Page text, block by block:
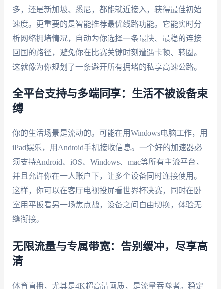
多，还是新加坡、悉尼，都能就近接入，获得最佳初始
速度。更重要的是智能推荐最优线路功能。它能实时分
析网络拥堵情况，自动为你选择一条最快、最稳的连接
回国的路径，避免你在比赛关键时刻遭遇卡顿、转圈。
这就像为你规划了一条避开所有拥堵的私享高速公路。
全平台支持与多端同享：生活不被设备束
缚
你的生活场景是流动的。可能在用Windows电脑工作，用
iPad娱乐，用Android手机接收信息。一个好的加速器必
须支持Android、iOS、Windows、mac等所有主流平台，
并且允许你在一人账户下，让多个设备同时连接使用。
这样，你可以在客厅电视投屏看世界杯决赛，同时在卧
室用平板看另一场焦点战，设备之间自由切换，体验无
缝衔接。
无限流量与专属带宽：告别缓冲，尽享高
清
体育直播，尤其是4K超高清画质，是流量吞噬者。稳定